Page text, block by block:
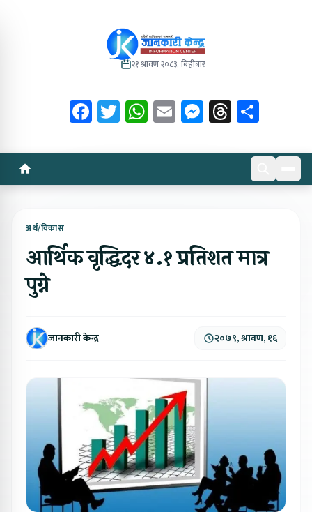
२१ श्रावण २०८३, बिहीबार
Facebook
Twitter
WhatsApp
EmailMessenger
Threads
अर्थ/विकास
आर्थिक वृद्धिदर ४.१ प्रतिशत मात्र
पुग्ने
जानकारी केन्द्र २०७९, श्रावण, १६